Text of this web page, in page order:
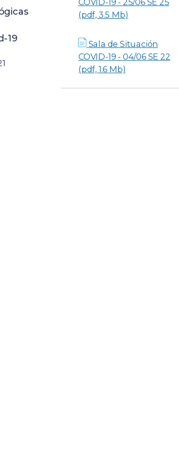
COVID-19 - 25/06 SE 25
(pdf, 3.5 Mb)
Sala de Situación
COVID-19 - 04/06 SE 22
(pdf, 1.6 Mb)
19